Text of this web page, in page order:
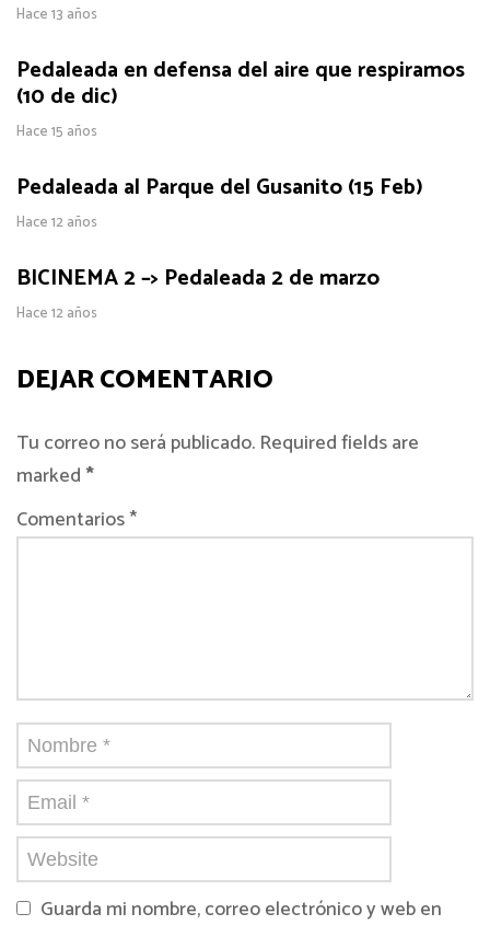
Hace 13 años
Pedaleada en defensa del aire que respiramos
(10 de dic)
Hace 15 años
Pedaleada al Parque del Gusanito (15 Feb)
Hace 12 años
BICINEMA 2 –> Pedaleada 2 de marzo
Hace 12 años
DEJAR COMENTARIO
Tu correo no será publicado. Required fields are
marked*
Comentarios *
Guarda mi nombre, correo electrónico y web en